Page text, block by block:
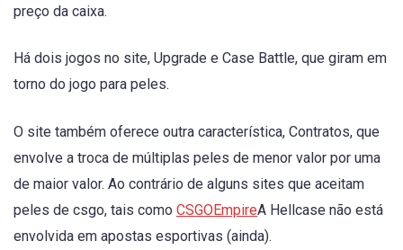
preço da caixa.
Há dois jogos no site, Upgrade e Case Battle, que giram em
torno do jogo para peles.
O site também oferece outra característica, Contratos, que
envolve a troca de múltiplas peles de menor valor por uma
de maior valor. Ao contrário de alguns sites que aceitam
peles de csgo, tais como CSGOEmpireA Hellcase não está
envolvida em apostas esportivas (ainda).